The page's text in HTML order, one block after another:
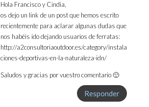
Hola Francisco y Cindia,
os dejo un link de un post que hemos escrito
recientemente para aclarar algunas dudas que
nos habéis ido dejando usuarios de ferratas:
http://a2consultoriaoutdoor.es/category/instala
ciones-deportivas-en-la-naturaleza-idn/
Saludos y gracias por vuestro comentario 🙂
Responder